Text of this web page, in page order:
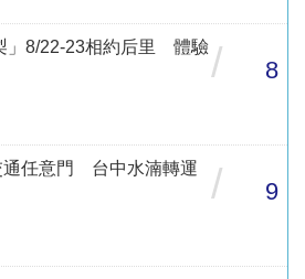
」8/22-23相約后里 體驗/ 8
通任意門 台中水湳轉運
/ 9